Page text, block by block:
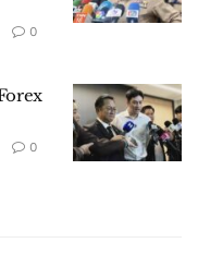
0
0